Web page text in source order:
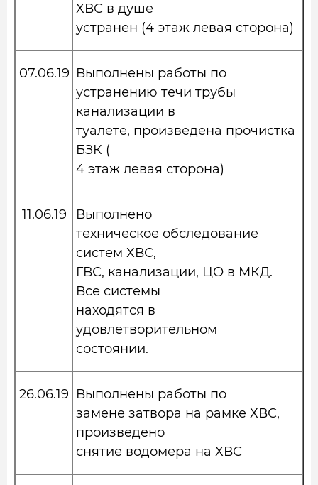
ХВС в душе
устранен (4 этаж левая сторона)
07.06.19 Выполнены работы по
устранению течи трубы
канализации в
туалете, произведена прочистка
БЗК (
4 этаж левая сторона)
11.06.19
Выполнено
техническое обследование
систем ХВС,
ГВС, канализации, ЦО в МКД.
Все системы
находятся в
удовлетворительном
состоянии.
26.06.19 Выполнены работы по
замене затвора на рамке ХВС,
произведено
снятие водомера на ХВС